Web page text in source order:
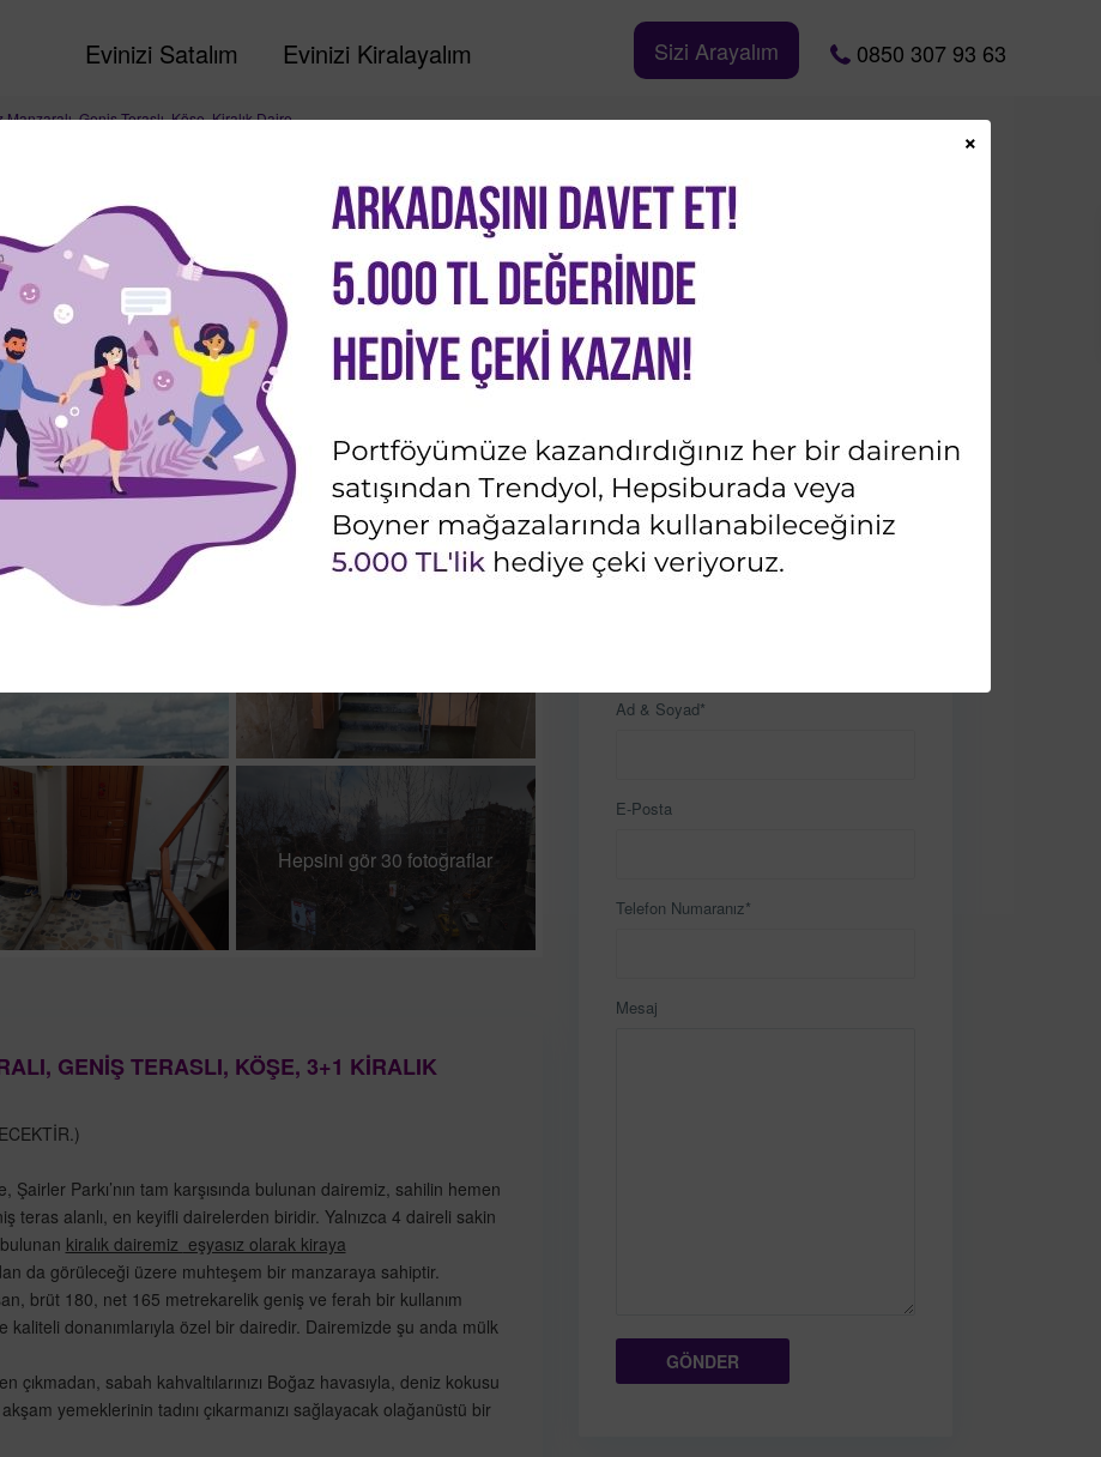
Sizi Arayalım 0850 307 93 63
Evinizi Satalım Evinizi Kiralayalım
Geniş Teraslı, Köşe, Kiralık Daire
Manzaralı, Geniş Teraslı, Köşe, Kiralık Daire
Hepsini gör 30 fotoğraflar
GENİŞ TERASLI, KÖŞE, 3+1 KİRALIK
Şairler Parkı’nın tam karşısında bulunan dairemiz, sahilin hemen
teras alanlı, en keyifli dairelerden biridir. Yalnızca 4 daireli sakin
kiralık dairemiz eşyasız olarak kiraya
da görüleceği üzere muhteşem bir manzaraya sahiptir.
brüt 180, net 165 metrekarelik geniş ve ferah bir kullanım
kaliteli donanımlarıyla özel bir dairedir. Dairemizde şu anda mülk
çıkmadan, sabah kahvaltılarınızı Boğaz havasıyla, deniz kokusu
yemeklerinin tadını çıkarmanızı sağlayacak olağanüstü bir
Bizi Takip Edin
Ad & Soyad*
E-Posta
Telefon Numaranız*
Mesaj
×